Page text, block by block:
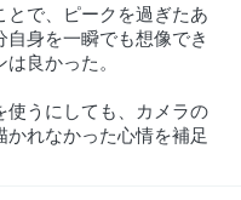
で、ピークを過ぎたあ
身を一瞬でも想像でき
良かった。
うにしても、カメラの
れなかった心情を補足